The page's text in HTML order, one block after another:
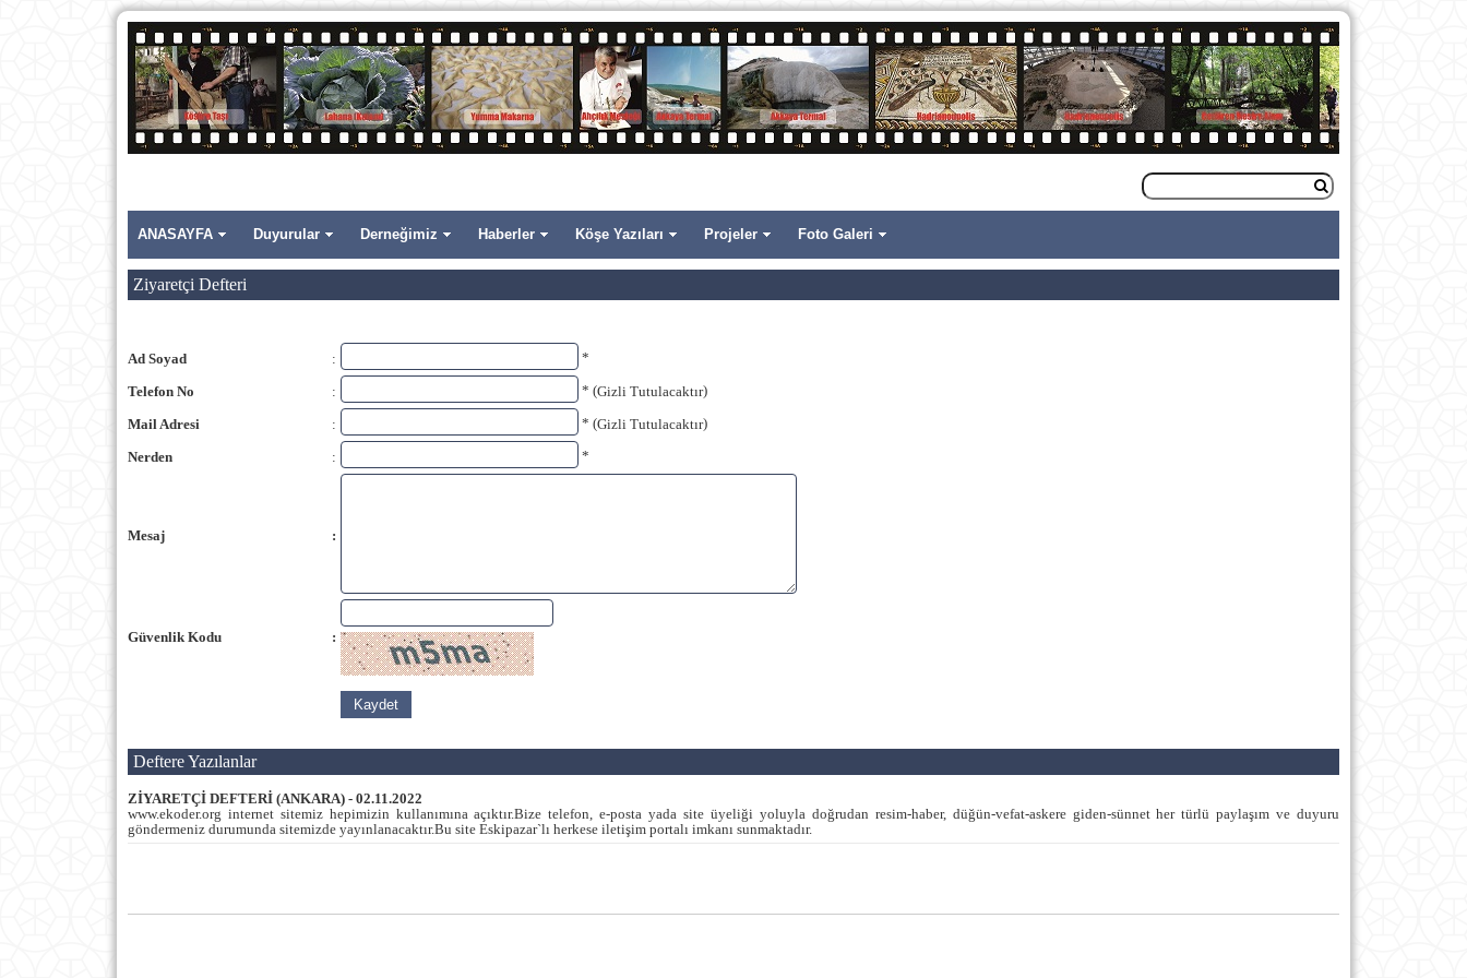
ANASAYFA Duyurular Derneğimiz Haberler Köşe Yazıları Projeler Foto Galeri
Ziyaretçi Defteri
Ad Soyad : *
Telefon No : * (Gizli Tutulacaktır)
Mail Adresi : * (Gizli Tutulacaktır)
Nerden : *
Mesaj :
Güvenlik Kodu :
Deftere Yazılanlar
ZİYARETÇİ DEFTERİ (ANKARA) - 02.11.2022
www.ekoder.org internet sitemiz hepimizin kullanımına açıktır.Bize telefon, e-posta yada site üyeliği yoluyla doğrudan resim-haber, düğün-vefat-askere giden-sünnet her türlü paylaşım ve duyuru
göndermeniz durumunda sitemizde yayınlanacaktır.Bu site Eskipazar`lı herkese iletişim portalı imkanı sunmaktadır.